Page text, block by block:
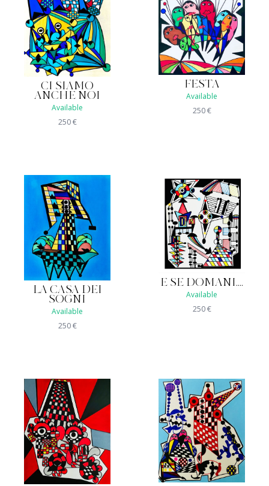
CI SIAMO
ANCHE NOI
Available
250€
FESTA
Available
250€
LA CASA DEI
SOGNI
Available
250€
E SE DOMANI....
Available
250€